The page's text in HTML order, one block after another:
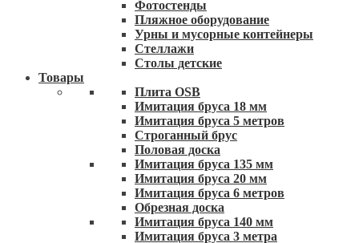
Фотостенды
Пляжное оборудование
Урны и мусорные контейнеры
Стеллажи
Столы детские
Товары
Плита OSB
Имитация бруса 18 мм
Имитация бруса 5 метров
Строганный брус
Половая доска
Имитация бруса 135 мм
Имитация бруса 20 мм
Имитация бруса 6 метров
Обрезная доска
Имитация бруса 140 мм
Имитация бруса 3 метра